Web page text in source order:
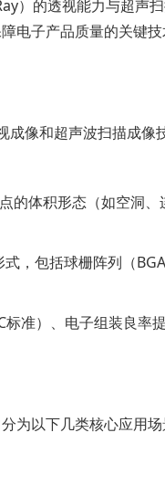
）的透视能力与超声
电子产品质量的关键技
像和超声波扫描成
的体积形态（如空洞
，包括球栅阵列（
准）、电子组装良率
为以下几类核心应用场